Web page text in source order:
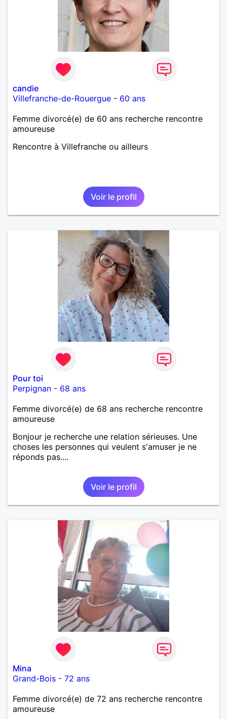
candie
Villefranche-de-Rouergue - 60 ans
Femme divorcé(e) de 60 ans recherche rencontre
amoureuse
Rencontre à Villefranche ou ailleurs
Voir le profil
Pour toi
Perpignan - 68 ans
Femme divorcé(e) de 68 ans recherche rencontre
amoureuse
Bonjour je recherche une relation sérieuses. Une
choses les personnes qui veulent s'amuser je ne
réponds pas....
Voir le profil
Mina
Grand-Bois - 72 ans
Femme divorcé(e) de 72 ans recherche rencontre
amoureuse